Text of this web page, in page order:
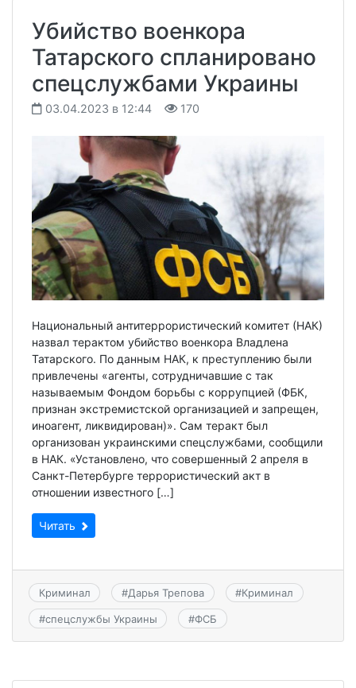
Убийство военкора
Татарского спланировано
спецслужбами Украины
03.04.2023 в 12:44 170
Национальный антитеррористический комитет (НАК)
назвал терактом убийство военкора Владлена
Татарского. По данным НАК, к преступлению были
привлечены «агенты, сотрудничавшие с так
называемым Фондом борьбы с коррупцией (ФБК,
признан экстремистской организацией и запрещен,
иноагент, ликвидирован)». Сам теракт был
организован украинскими спецслужбами, сообщили
в НАК. «Установлено, что совершенный 2 апреля в
Санкт-Петербурге террористический акт в
отношении известного […]
Читать
Криминал #Дарья Трепова #Криминал
#спецслужбы Украины #ФСБ